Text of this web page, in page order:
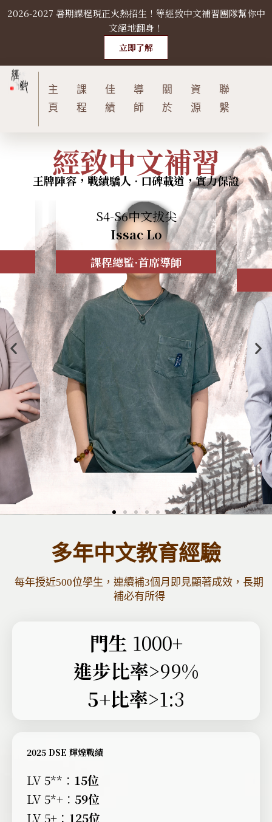
S
t
o
2026-2027 暑期課程現正火熱招生！等經致中文補習團隊幫你中
文絕地翻身！
立即了解
主
頁
課
程
佳
績
導
師
關
於
資
源
聯
繫
經致中文補習
王牌陣容，戰績驕人 · 口碑載道，實力保證
S4-S6中文拔尖
Issac Lo
課程總監·首席導師
多年中文教育經驗
每年授近500位學生，連續補3個月即見顯著成效⁣，長期
補必有所得
2025 DSE 輝煌戰績
LV 5**： 15位
LV 5*+： 59位
LV 5+： 125位
門生 1000+
進步比率>99%
5+比率>1:3